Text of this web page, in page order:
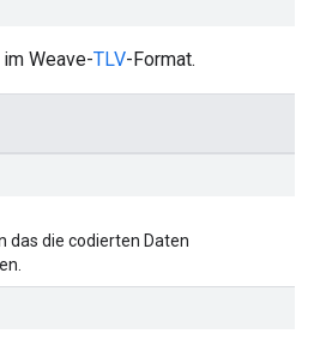
Weave-TLV-Format.
das die codierten Daten